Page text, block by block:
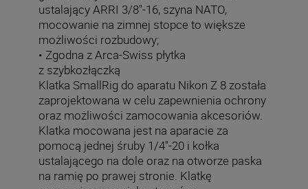
ustalający ARRI 3/8"-16, szyna NATO,
mocowanie na zimnej stopce to większe
możliwości rozbudowy;
• Zgodna z Arca-Swiss płytka
z szybkozłączką
Klatka SmallRig do aparatu Nikon Z 8 została
zaprojektowana w celu zapewnienia ochrony
oraz możliwości zamocowania akcesoriów.
Klatka mocowana jest na aparacie za
pomocą jednej śruby 1/4''-20 i kołka
ustalającego na dole oraz na otworze paska
na ramię po prawej stronie. Klatkę